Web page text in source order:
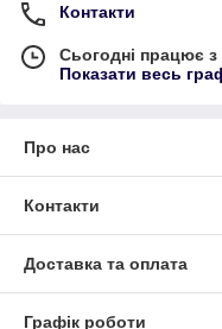
Контакти
Сьогодні працює
Показати весь
Про нас
Контакти
Доставка та оплата
Графік роботи